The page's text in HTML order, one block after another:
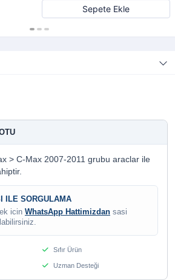
Sepete Ekle
> C-Max 2007-2011 grubu araclar ile
ILE SORGULAMA
icin WhatsApp Hattimizdan sasi
Sıfır Ürün
Uzman Desteği